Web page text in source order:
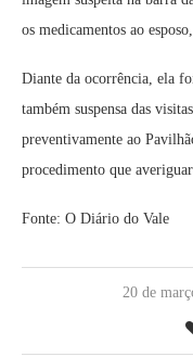
os medicamentos ao
Diante da ocorrência, ela
também suspensa das
preventivamente ao
procedimento que
Fonte: O Diário do Vale
20 de